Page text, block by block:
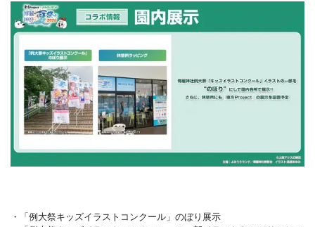
・「例大祭キッズイラストコンクール」のぼり展示